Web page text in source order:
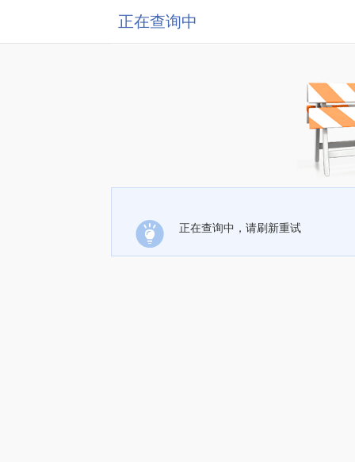
正在查询中
正在查询中，请刷新重试